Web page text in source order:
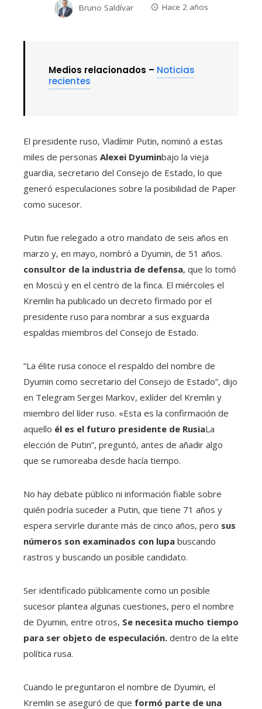
Bruno Saldívar Hace 2 años
Medios relacionados – Noticias
recientes
El presidente ruso, Vladímir Putin, nominó a estas
miles de personas Alexei Dyuminbajo la vieja
guardia, secretario del Consejo de Estado, lo que
generó especulaciones sobre la posibilidad de Paper
como sucesor.
Putin fue relegado a otro mandato de seis años en
marzo y, en mayo, nombró a Dyumin, de 51 años.
consultor de la industria de defensa, que lo tomó
en Moscú y en el centro de la finca. El miércoles el
Kremlin ha publicado un decreto firmado por el
presidente ruso para nombrar a sus exguarda
espaldas miembros del Consejo de Estado.
“La élite rusa conoce el respaldo del nombre de
Dyumin como secretario del Consejo de Estado”, dijo
en Telegram Sergei Markov, exlíder del Kremlin y
miembro del líder ruso. «Esta es la confirmación de
aquello él es el futuro presidente de RusiaLa
elección de Putin”, preguntó, antes de añadir algo
que se rumoreaba desde hacía tiempo.
No hay debate público ni información fiable sobre
quién podría suceder a Putin, que tiene 71 años y
espera servirle durante más de cinco años, pero sus
números son examinados con lupa buscando
rastros y buscando un posible candidato.
Ser identificado públicamente como un posible
sucesor plantea algunas cuestiones, pero el nombre
de Dyumin, entre otros, Se necesita mucho tiempo
para ser objeto de especulación. dentro de la elite
política rusa.
Cuando le preguntaron el nombre de Dyumin, el
Kremlin se aseguró de que formó parte de una